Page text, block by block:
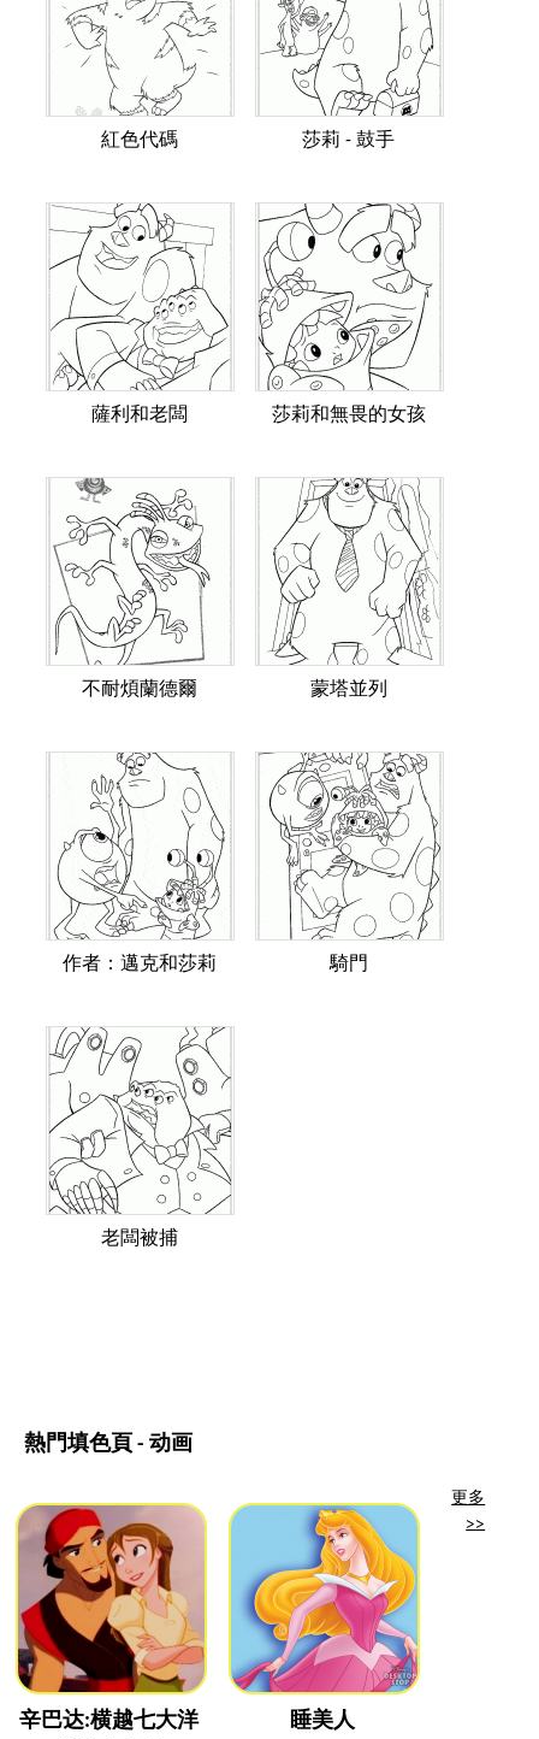
紅色代碼 莎莉 - 鼓手
薩利和老闆 莎莉和無畏的女孩
不耐煩蘭德爾 蒙塔並列
作者：邁克和莎莉 騎門
老闆被捕
熱門填色頁 - 动画
辛巴达:横越七大洋
睡美人
更多
>>